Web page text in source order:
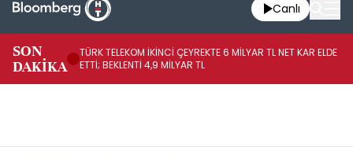
Canlı
SON
DAKİKA
TÜRK TELEKOM İKİNCİ ÇEYREKTE 6 MİLYAR TL NET KAR ELDE
ETTİ; BEKLENTİ 4,9 MİLYAR TL